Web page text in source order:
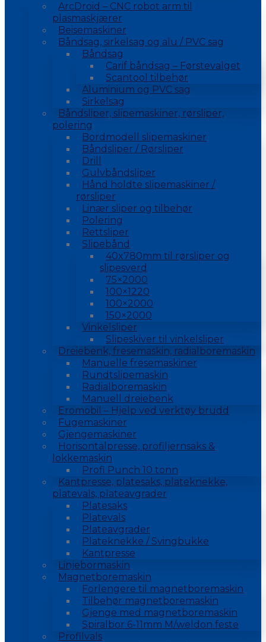
ArcDroid – CNC robot arm til
plasmaskjærer
Beisemaskiner
Båndsag, sirkelsag og alu / PVC sag
Båndsag
Carif båndsag – Førstevalget
Scantool tilbehør
Aluminium og PVC sag
Sirkelsag
Båndsliper, slipemaskiner, rørsliper,
polering
Bordmodell slipemaskiner
Båndsliper / Rørsliper
Drill
Gulvbåndsliper
Hånd holdte slipemaskiner /
rørsliper
Linær sliper og tilbehør
Polering
Rettsliper
Slipebånd
40x780mm til rørsliper og
slipesverd
75×2000
100×1220
100×2000
150×2000
Vinkelsliper
Slipeskiver til vinkelsliper
Dreiebenk, fresemaskin, radialboremaskin
Manuelle fresemaskiner
Rundtslipemaskin
Radialboremaskin
Manuell dreiebenk
Eromobil – Hjelp ved verktøy brudd
Fugemaskiner
Gjengemaskiner
Horisontalpresse, profiljernsaks &
lokkemaskin
Profi Punch 10 tonn
Kantpresse, platesaks, plateknekke,
platevals, plateavgrader
Platesaks
Platevals
Plateavgrader
Plateknekke / Svingbukke
Kantpresse
Linjebormaskin
Magnetboremaskin
Forlengere til magnetboremaskin
Tilbehør magnetboremaskin
Gjenge med magnetboremaskin
Spiralbor 6-11mm M/weldon feste
Profilvals